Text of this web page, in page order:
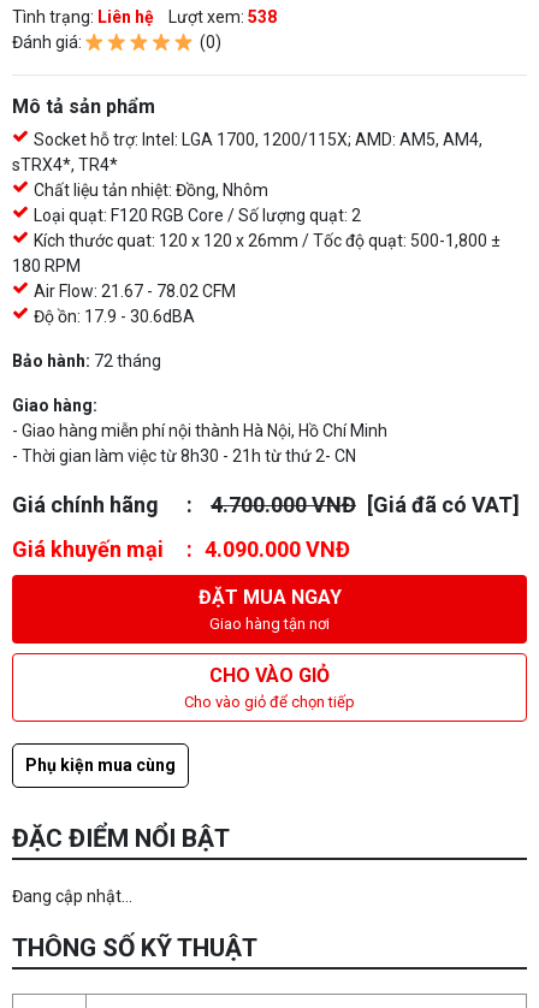
Tình trạng: Liên hệ Lượt xem: 538
Đánh giá:
(0)
Mô tả sản phẩm
Socket hỗ trợ: Intel: LGA 1700, 1200/115X; AMD: AM5, AM4,
sTRX4*, TR4*
Chất liệu tản nhiệt: Đồng, Nhôm
Loại quạt: F120 RGB Core / Số lượng quạt: 2
Kích thước quat: 120 x 120 x 26mm / Tốc độ quạt: 500-1,800 ±
180 RPM
Air Flow: 21.67 - 78.02 CFM
Độ ồn: 17.9 - 30.6dBA
Bảo hành: 72 tháng
Giao hàng:
- Giao hàng miễn phí nội thành Hà Nội, Hồ Chí Minh
- Thời gian làm việc từ 8h30 - 21h từ thứ 2- CN
Giá chính hãng 4.700.000 VNĐ [Giá đã có VAT]
Giá khuyến mại
4.090.000 VNĐ
ĐẶT MUA NGAY
Giao hàng tận nơi
CHO VÀO GIỎ
Cho vào giỏ để chọn tiếp
Phụ kiện mua cùng
ĐẶC ĐIỂM NỔI BẬT
Đang cập nhật...
THÔNG SỐ KỸ THUẬT